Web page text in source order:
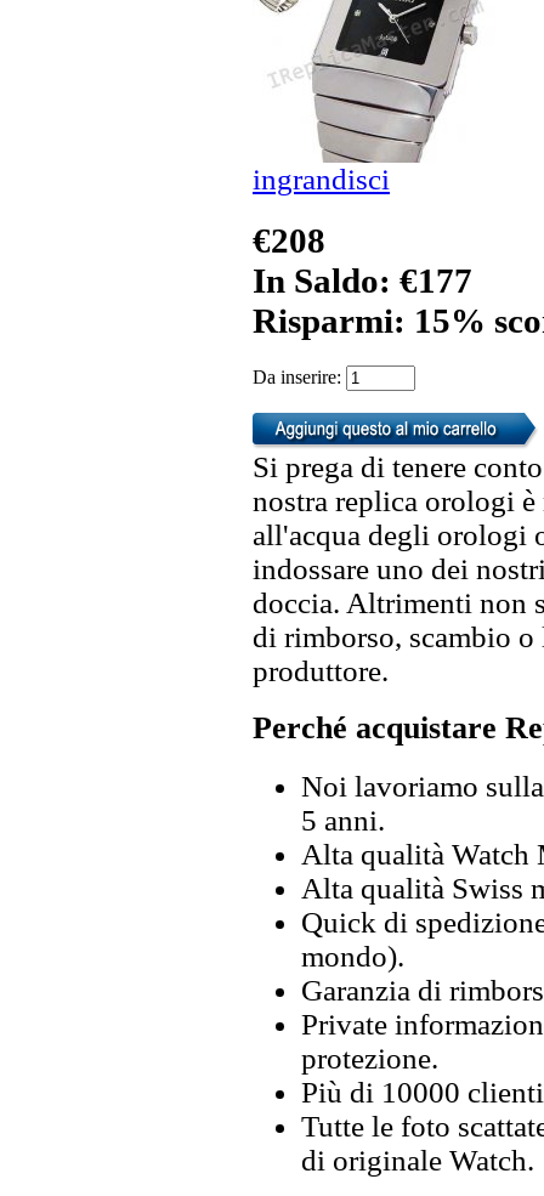
ingrandisci
€208
In Saldo: €177
Risparmi: 15%
Da inserire:
Si prega di tenere
nostra replica orologi
all'acqua degli orologi
indossare uno dei
doccia. Altrimenti non
di rimborso, scambio
produttore.
Perché acquistare
Noi lavoriamo
5 anni.
Alta qualità Watch
Alta qualità Swiss
Quick di
mondo).
Garanzia di
Private
protezione.
Più di 10000
Tutte le foto
di originale Watch.